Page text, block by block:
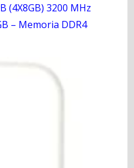
(4X8GB) 3200 MHz
– Memoria DDR4